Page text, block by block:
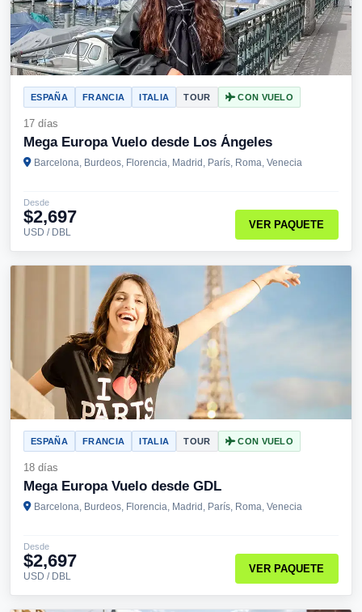
ESPAÑA FRANCIA ITALIA TOUR CON VUELO
17 días
Mega Europa Vuelo desde Los Ángeles
Barcelona, Burdeos, Florencia, Madrid, París, Roma, Venecia
Desde
$2,697
USD / DBL
VER PAQUETE
ESPAÑA FRANCIA ITALIA TOUR CON VUELO
18 días
Mega Europa Vuelo desde GDL
Barcelona, Burdeos, Florencia, Madrid, París, Roma, Venecia
Desde
$2,697
USD / DBL
VER PAQUETE